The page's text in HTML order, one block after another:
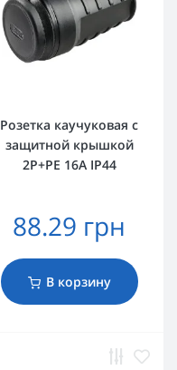
Розетка каучуковая с
защитной крышкой
2Р+PE 16А IP44
88.29 грн
В корзину